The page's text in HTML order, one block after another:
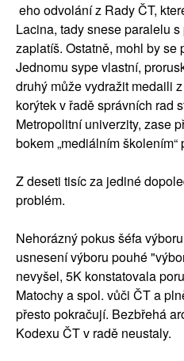
eho odvolání z Rady ČT,
Lacina, tady snese paralelu
zaplatíš. Ostatně, mohl by se
Jednomu sype vlastní,
druhý může vydražit medaili
korýtek v řadě správních rad
Metropolitní univerzity, zase
bokem „mediálním školením“
Z deseti tisíc za jediné
problém.
Nehorázný pokus šéfa
usnesení výboru pouhé
nevyšel, 5K konstatovala
Matochy a spol. vůči ČT a
přesto pokračují. Bezbřehá
Kodexu ČT v radě neustaly.